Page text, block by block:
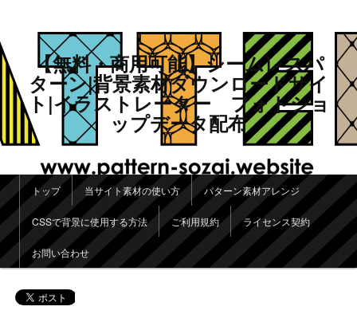
【無料・商用可能】シームレスパ
ターン|背景素材ダウンロードサイ
ト|イラストレーター フォトショ
ップデータ配布
メインメニュー
メインコンテンツへ移動
サブコンテンツへ移動
トップ 当サイト素材の使い方 パターン素材アレンジ
CSSで背景に使用する方法 ご利用規約 ライセンス契約
お問い合わせ